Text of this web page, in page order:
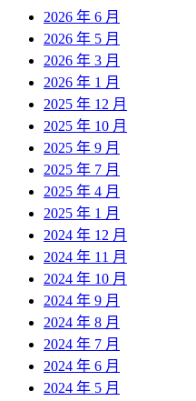
2026 年 6 月
2026 年 5 月
2026 年 3 月
2026 年 1 月
2025 年 12 月
2025 年 10 月
2025 年 9 月
2025 年 7 月
2025 年 4 月
2025 年 1 月
2024 年 12 月
2024 年 11 月
2024 年 10 月
2024 年 9 月
2024 年 8 月
2024 年 7 月
2024 年 6 月
2024 年 5 月